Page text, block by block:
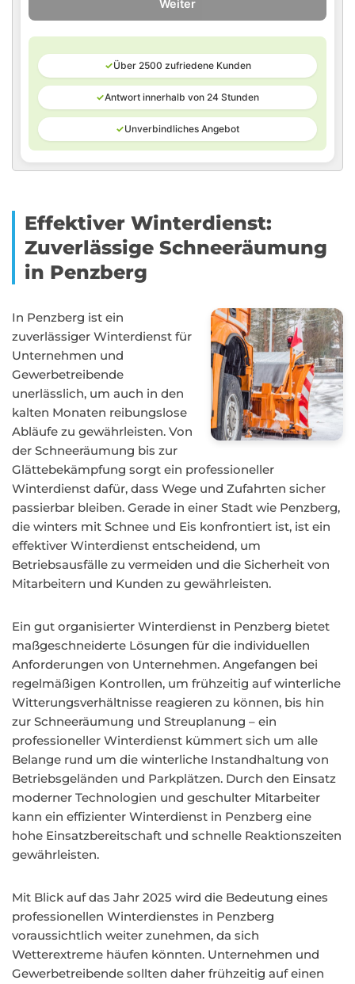
Weiter
✓Über 2500 zufriedene Kunden
✓Antwort innerhalb von 24 Stunden
✓Unverbindliches Angebot
Effektiver Winterdienst:
Zuverlässige Schneeräumung
in Penzberg
In Penzberg ist ein
zuverlässiger Winterdienst für
Unternehmen und
Gewerbetreibende
unerlässlich, um auch in den
kalten Monaten reibungslose
Abläufe zu gewährleisten. Von
der Schneeräumung bis zur
Glättebekämpfung sorgt ein professioneller
Winterdienst dafür, dass Wege und Zufahrten sicher
passierbar bleiben. Gerade in einer Stadt wie Penzberg,
die winters mit Schnee und Eis konfrontiert ist, ist ein
effektiver Winterdienst entscheidend, um
Betriebsausfälle zu vermeiden und die Sicherheit von
Mitarbeitern und Kunden zu gewährleisten.
Ein gut organisierter Winterdienst in Penzberg bietet
maßgeschneiderte Lösungen für die individuellen
Anforderungen von Unternehmen. Angefangen bei
regelmäßigen Kontrollen, um frühzeitig auf winterliche
Witterungsverhältnisse reagieren zu können, bis hin
zur Schneeräumung und Streuplanung – ein
professioneller Winterdienst kümmert sich um alle
Belange rund um die winterliche Instandhaltung von
Betriebsgeländen und Parkplätzen. Durch den Einsatz
moderner Technologien und geschulter Mitarbeiter
kann ein effizienter Winterdienst in Penzberg eine
hohe Einsatzbereitschaft und schnelle Reaktionszeiten
gewährleisten.
Mit Blick auf das Jahr 2025 wird die Bedeutung eines
professionellen Winterdienstes in Penzberg
voraussichtlich weiter zunehmen, da sich
Wetterextreme häufen könnten. Unternehmen und
Gewerbetreibende sollten daher frühzeitig auf einen